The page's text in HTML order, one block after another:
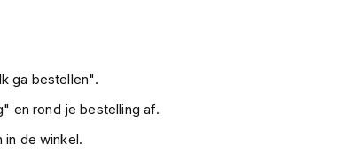
ga bestellen".
en rond je bestelling af.
in de winkel.